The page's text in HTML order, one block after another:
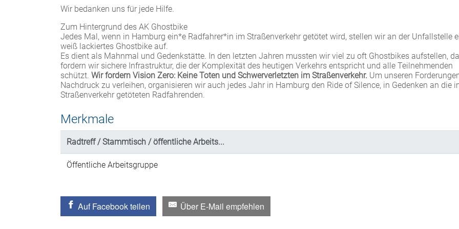
Wir bedanken uns für jede Hilfe.
Zum Hintergrund des AK Ghostbike
Jedes Mal, wenn in Hamburg ein*e Radfahrer*in im Straßenverkehr getötet wird, stellen wir an der Unfallstelle
weiß lackiertes Ghostbike auf.
Es dient als Mahnmal und Gedenkstätte. In den letzten Jahren mussten wir viel zu oft Ghostbikes aufstellen,
fordern wir sichere Infrastruktur, die der Komplexität des heutigen Verkehrs entspricht und alle Teilnehmenden
schützt. Wir fordern Vision Zero: Keine Toten und Schwerverletzten im Straßenverkehr. Um unseren
Nachdruck zu verleihen, organisieren wir auch jedes Jahr in Hamburg den Ride of Silence, in Gedenken an die
Straßenverkehr getöteten Radfahrenden.
Merkmale
Radtreff / Stammtisch / öffentliche Arbeits...
Öffentliche Arbeitsgruppe
Auf Facebook teilen Über E-Mail empfehlen